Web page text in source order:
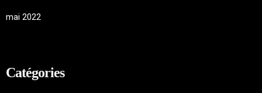
mai 2022
Catégories